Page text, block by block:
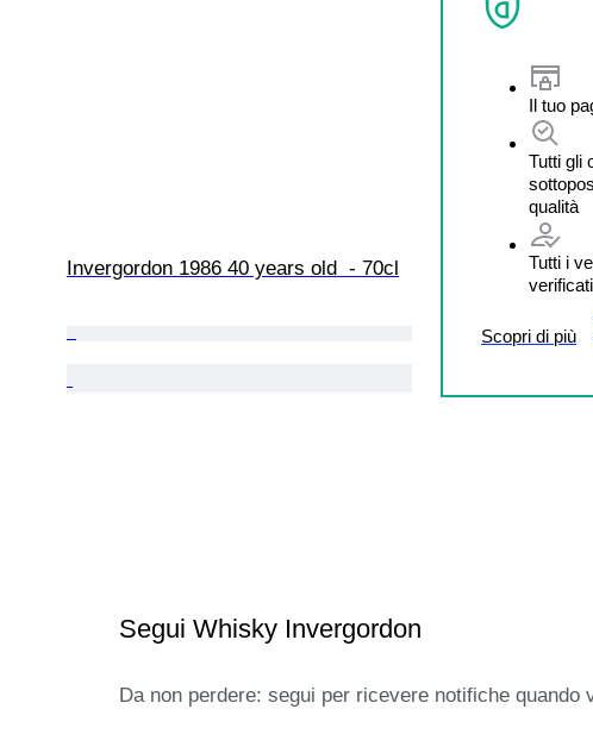
Invergordon 1986 40 years old  - 70cl
Il tuo
Tutti gli
qualità
Tutti i
verificati
Scopri di più
Segui Whisky Invergordon
Da non perdere: segui per ricevere notifiche quando